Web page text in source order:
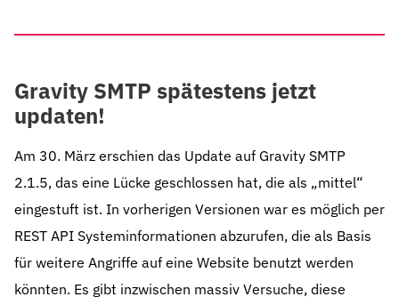
Gravity SMTP spätestens jetzt
updaten!
Am 30. März erschien das Update auf Gravity SMTP
2.1.5, das eine Lücke geschlossen hat, die als „mittel“
eingestuft ist. In vorherigen Versionen war es möglich per
REST API Systeminformationen abzurufen, die als Basis
für weitere Angriffe auf eine Website benutzt werden
könnten. Es gibt inzwischen massiv Versuche, diese